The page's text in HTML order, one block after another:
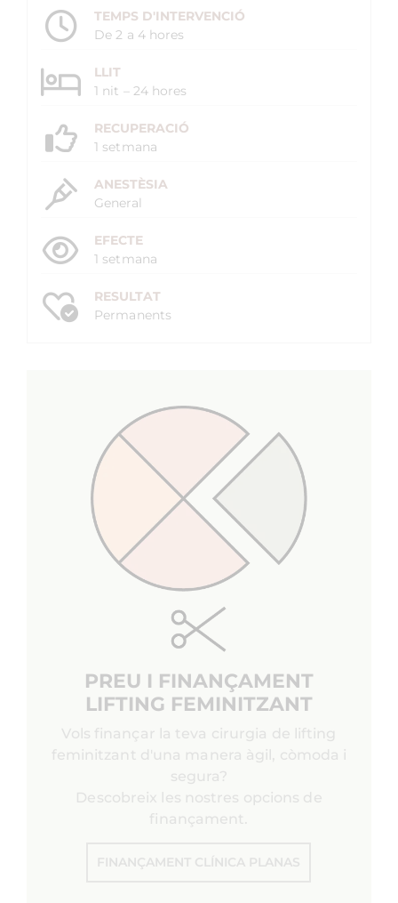
TEMPS D'INTERVENCIÓ
De 2 a 4 hores
LLIT
1 nit – 24 hores
RECUPERACIÓ
1 setmana
ANESTÈSIA
General
EFECTE
1 setmana
RESULTAT
Permanents
PREU I FINANÇAMENT
LIFTING FEMINITZANT
Vols finançar la teva cirurgia de lifting
feminitzant d'una manera àgil, còmoda i
segura?
Descobreix les nostres opcions de
finançament.
FINANÇAMENT CLÍNICA PLANAS